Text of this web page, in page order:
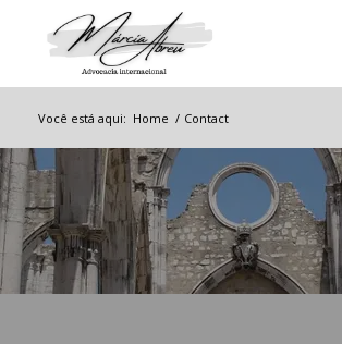
Você está aqui: Home / Contact